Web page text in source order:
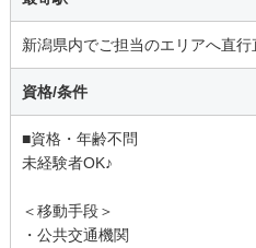
新潟県内でご担当のエリアへ直行
資格/条件
■資格・年齢不問
未経験者OK♪
＜移動手段＞
・公共交通機関